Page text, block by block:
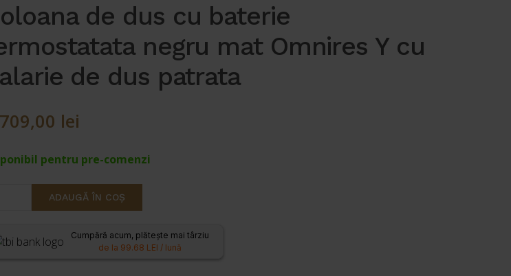
de dus cu baterie
negru mat Omnires Y cu
de dus patrata
lei
pentru pre-comenzi
ADAUGĂ ÎN COȘ
Cumpără acum, plătește mai târziu
de la 99.68 LEI / lună